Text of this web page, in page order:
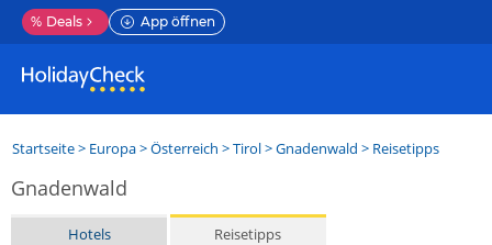
% Deals App öffnen
Startseite> Europa>Österreich >Tirol>Gnadenwald > Reisetipps
Gnadenwald
Hotels Reisetipps